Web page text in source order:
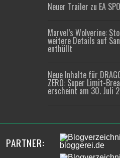
Neuer Trailer zu EA
Marvel’s Wolverine:
weitere Details auf
enthüllt
Neue Inhalte für
ZERO: Super Limit-
erscheint am 30. Juli
PARTNER: